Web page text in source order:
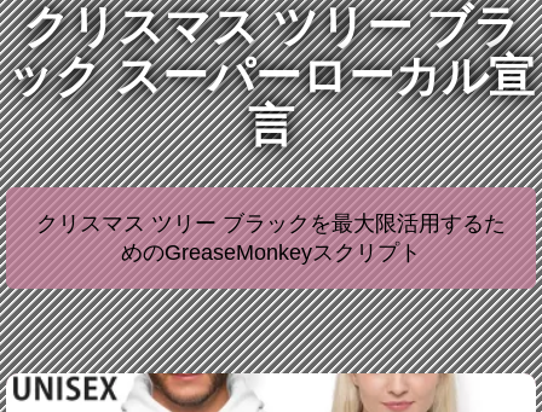
クリスマス ツリー ブラ
ック スーパーローカル宣
言
クリスマス ツリー ブラックを最大限活用するた
めのGreaseMonkeyスクリプト